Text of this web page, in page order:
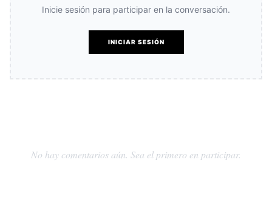
Inicie sesión para participar en la conversación.
INICIAR SESIÓN
No hay comentarios aún. Sea el primero en participar.